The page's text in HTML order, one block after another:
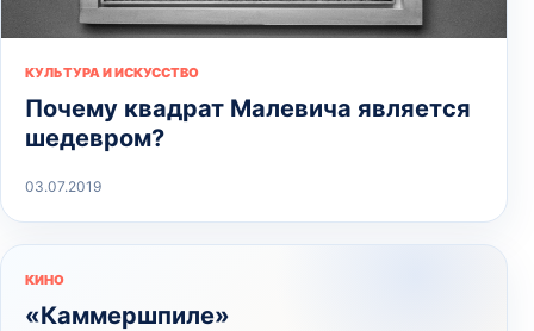
КУЛЬТУРА И ИСКУССТВО
Почему квадрат Малевича является
шедевром?
03.07.2019
КИНО
«Каммершпиле»